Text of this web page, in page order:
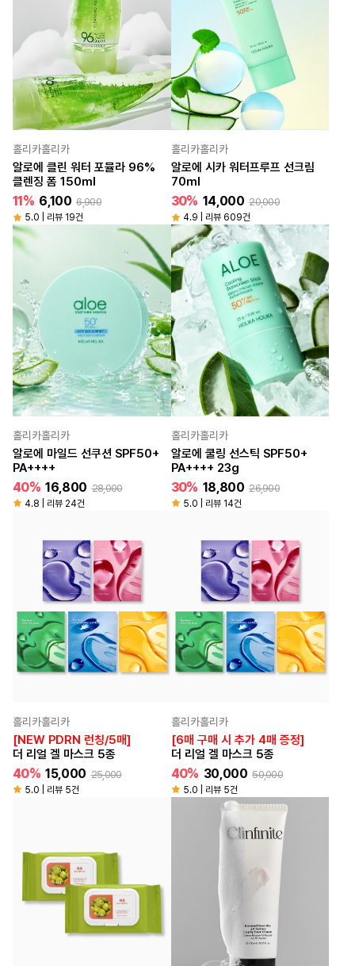
홀리카홀리카
알로에 클린 워터 포뮬라 96%
클렌징 폼 150ml
11% 6,100 6,900
5.0 | 리뷰 19건
홀리카홀리카
알로에 시카 워터프루프 선크림
70ml
30% 14,000 20,000
4.9 | 리뷰 609건
홀리카홀리카
알로에 마일드 선쿠션 SPF50+
PA++++
40% 16,800 28,000
4.8 | 리뷰 24건
홀리카홀리카
알로에 쿨링 선스틱 SPF50+
PA++++ 23g
30% 18,800 26,900
5.0 | 리뷰 14건
홀리카홀리카
[NEW PDRN 런칭/5매]
더 리얼 겔 마스크 5종
40% 15,000 25,000
5.0 | 리뷰 5건
홀리카홀리카
[6매 구매 시 추가 4매 증정]
더 리얼 겔 마스크 5종
40% 30,000 50,000
5.0 | 리뷰 5건